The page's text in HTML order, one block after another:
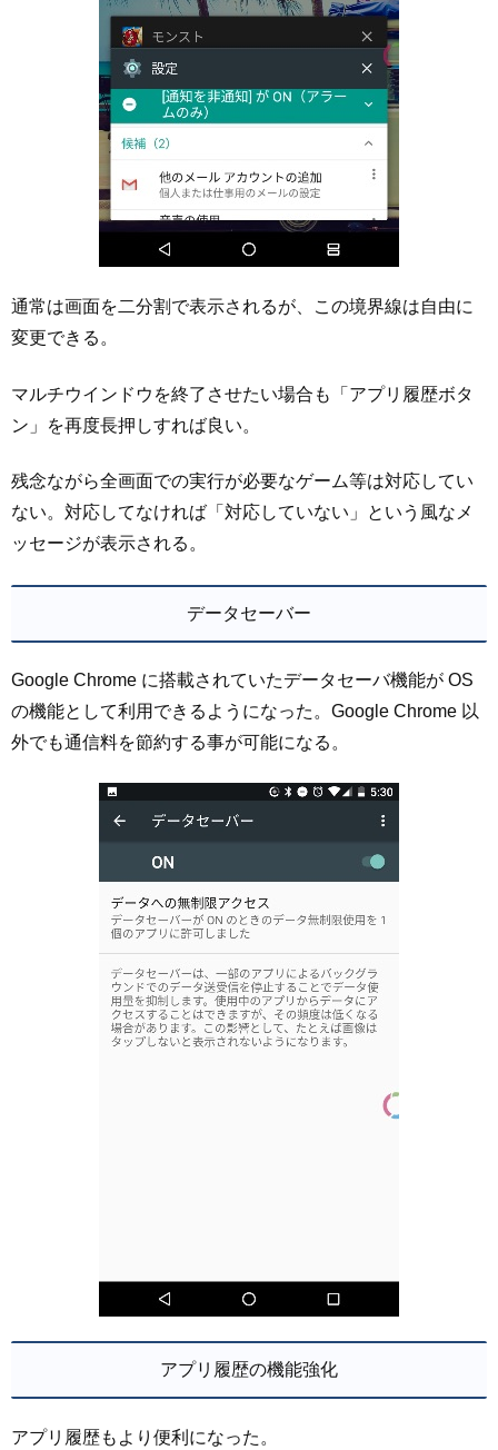
通常は画面を二分割で表示されるが、この境界線は自由に
変更できる。
マルチウインドウを終了させたい場合も「アプリ履歴ボタ
ン」を再度長押しすれば良い。
残念ながら全画面での実行が必要なゲーム等は対応してい
ない。対応してなければ「対応していない」という風なメ
ッセージが表示される。
データセーバー
Google Chrome に搭載されていたデータセーバ機能が OS
の機能として利用できるようになった。Google Chrome 以
外でも通信料を節約する事が可能になる。
アプリ履歴の機能強化
アプリ履歴もより便利になった。